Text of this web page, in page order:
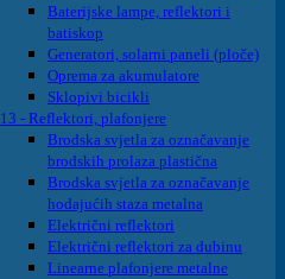
Baterijske lampe, reflektori i
batiskop
Generatori, solarni paneli (ploče)
Oprema za akumulatore
Sklopivi bicikli
13 - Reflektori, plafonjere
Brodska svjetla za označavanje
brodskih prolaza plastična
Brodska svjetla za označavanje
hodajućih staza metalna
Električni reflektori
Električni reflektori za dubinu
Linearne plafonjere metalne